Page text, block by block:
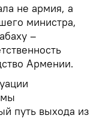
не армия, а
министра,
–
Армении.
путь выхода из